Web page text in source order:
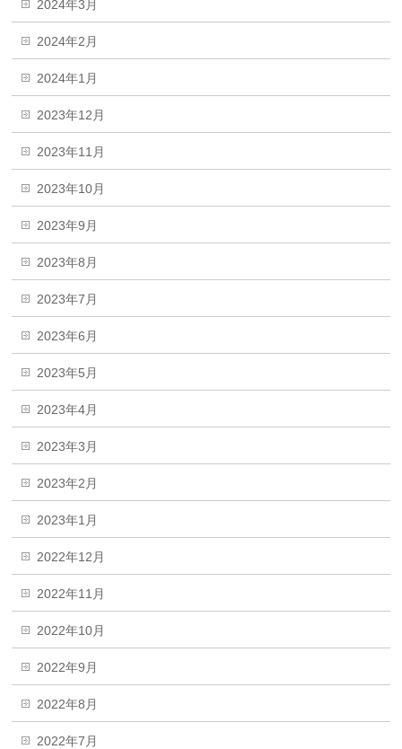
2024年3月
2024年2月
2024年1月
2023年12月
2023年11月
2023年10月
2023年9月
2023年8月
2023年7月
2023年6月
2023年5月
2023年4月
2023年3月
2023年2月
2023年1月
2022年12月
2022年11月
2022年10月
2022年9月
2022年8月
2022年7月